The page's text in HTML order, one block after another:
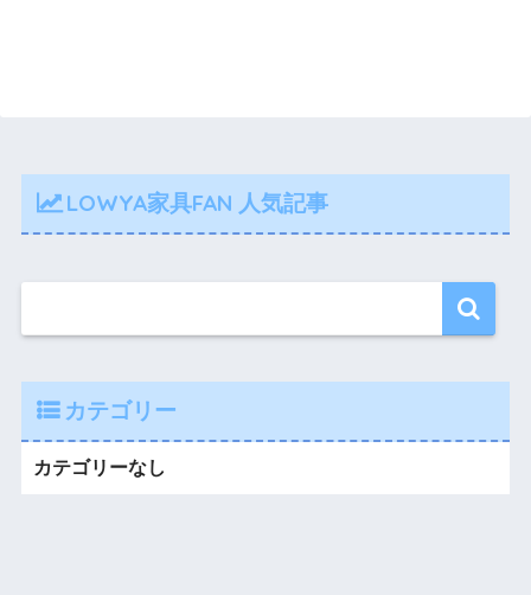
LOWYA家具FAN 人気記事
カテゴリー
カテゴリーなし